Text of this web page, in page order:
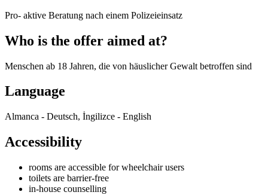
Pro- aktive Beratung nach einem Polizeieinsatz
Who is the offer aimed at?
Menschen ab 18 Jahren, die von häuslicher Gewalt betroffen sind
Language
Almanca - Deutsch, İngilizce - English
Accessibility
rooms are accessible for wheelchair users
toilets are barrier-free
in-house counselling